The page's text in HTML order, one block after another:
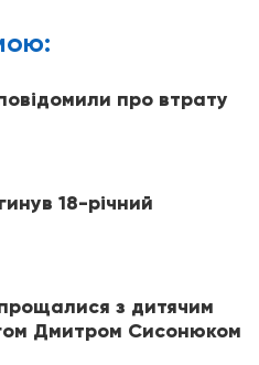
про втрату
18-річний
з дитячим
Дмитром Сисонюком